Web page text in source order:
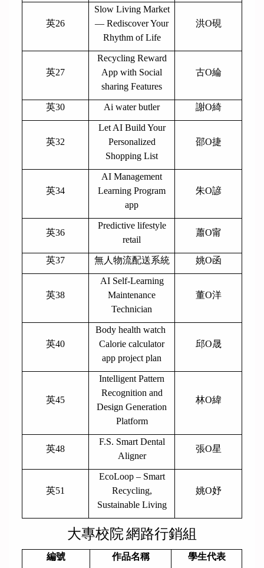
英26
Slow Living Market
— Rediscover Your
Rhythm of Life
洪O硯
英27
Recycling Reward
App with Social
sharing Features
古O綸
英30 Ai water butler 謝O綺
英32
Let AI Build Your
Personalized
Shopping List
邵O捷
英34
AI Management
Learning Program
app
朱O諺
英36
Predictive lifestyle
retail
蕭O甯
英37 無人物流配送系統 姚O函
英38
AI Self-Learning
Maintenance
Technician
董O洋
英40
Body health watch
Calorie calculator
app project plan
邱O晟
英45
Intelligent Pattern
Recognition and
Design Generation
Platform
林O緯
英48
F.S. Smart Dental
Aligner
張O星
英51
EcoLoop – Smart
Recycling,
Sustainable Living
姚O妤
大專校院網路行銷組
編號 作品名稱 學生代表